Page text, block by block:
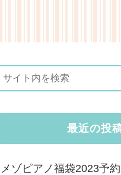
最近の投
メゾピアノ福袋2023予